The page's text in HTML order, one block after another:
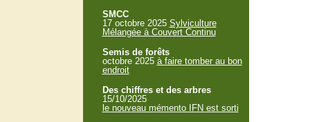
SMCC
17 octobre 2025 Sylviculture
Mélangée à Couvert Continu
Semis de forêts
octobre 2025 à faire tomber au bon
endroit
Des chiffres et des arbres
15/10/2025
le nouveau mémento IFN est sorti